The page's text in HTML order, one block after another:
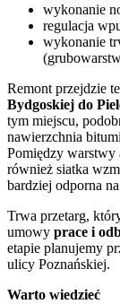
wykonanie
regulacja
wykonanie
Remont przejdzie
Bydgoskiej do
tym miejscu,
nawierzchnia
Pomiędzy warstwy
również siatka
bardziej odporna
Trwa przetarg,
umowy prace i
etapie planujemy
ulicy Poznańskiej.
Warto wiedzieć